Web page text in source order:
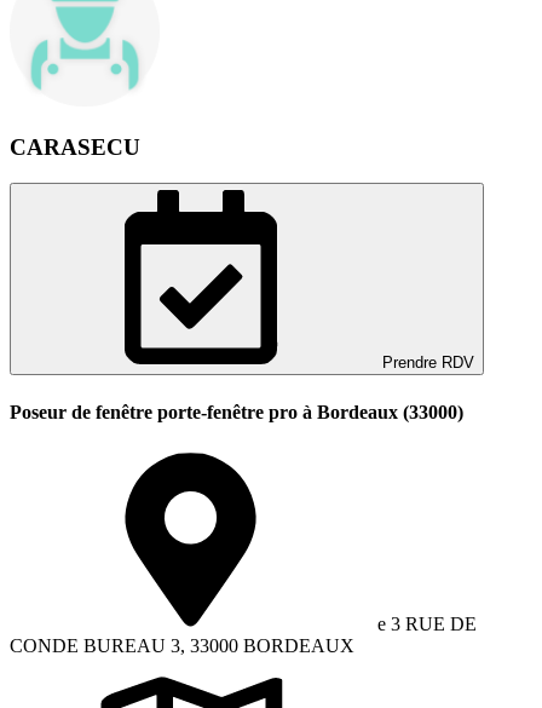
CARASECU
Prendre RDV
Poseur de fenêtre porte-fenêtre pro à Bordeaux (33000)
e 3 RUE DE
CONDE BUREAU 3, 33000 BORDEAUX